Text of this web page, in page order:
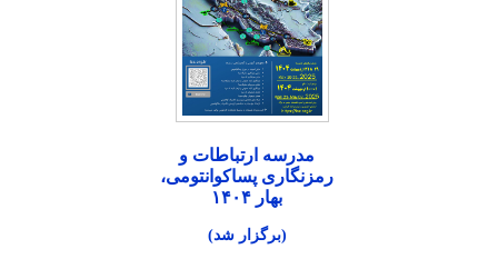
مدرسه ارتباطات و
رمزنگاری پساکوانتومی،
بهار ۱۴۰۴
(برگزار شد)